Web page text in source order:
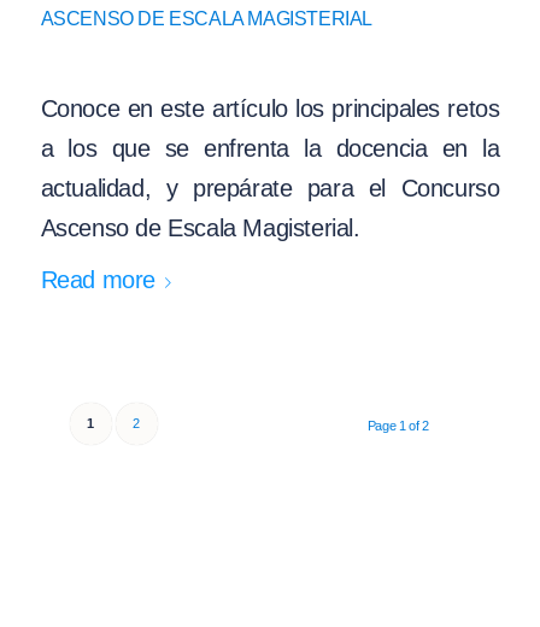
ASCENSO DE ESCALA MAGISTERIAL
Conoce en este artículo los principales retos
a los que se enfrenta la docencia en la
actualidad, y prepárate para el Concurso
Ascenso de Escala Magisterial.
Read more
Page 1 of 2
1 2